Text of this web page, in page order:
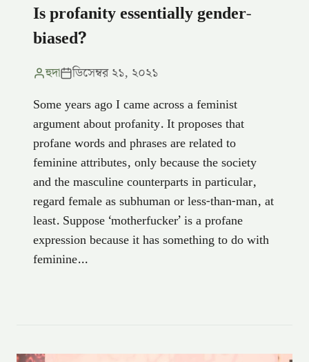
Is profanity essentially gender-
biased?
হুদা
ডিসেম্বর ২১, ২০২১
Some years ago I came across a feminist
argument about profanity. It proposes that
profane words and phrases are related to
feminine attributes, only because the society
and the masculine counterparts in particular,
regard female as subhuman or less-than-man, at
least. Suppose ‘motherfucker’ is a profane
expression because it has something to do with
feminine…